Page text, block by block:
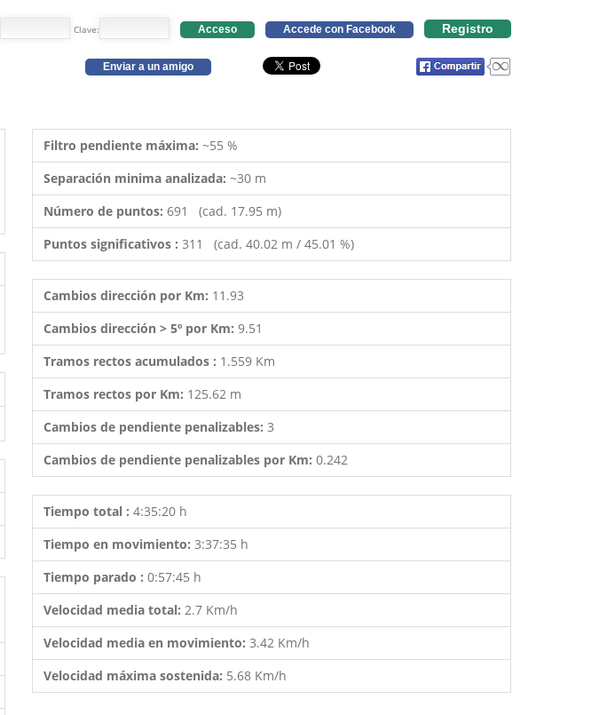
Clave: Acceso Accede con Facebook Registro
Enviar a un amigo
Filtro pendiente máxima: ~55 %
Separación minima analizada: ~30 m
Número de puntos: 691 (cad. 17.95 m)
Puntos significativos : 311 (cad. 40.02 m / 45.01 %)
Cambios dirección por Km: 11.93
Cambios dirección > 5º por Km: 9.51
Tramos rectos acumulados : 1.559 Km
Tramos rectos por Km: 125.62 m
Cambios de pendiente penalizables: 3
Cambios de pendiente penalizables por Km: 0.242
Tiempo total : 4:35:20 h
Tiempo en movimiento: 3:37:35 h
Tiempo parado : 0:57:45 h
Velocidad media total: 2.7 Km/h
Velocidad media en movimiento: 3.42 Km/h
Velocidad máxima sostenida: 5.68 Km/h